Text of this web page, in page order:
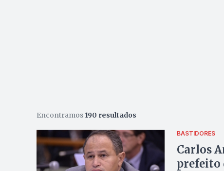
Encontramos 190 resultados
BASTIDORES
Carlos
prefeito